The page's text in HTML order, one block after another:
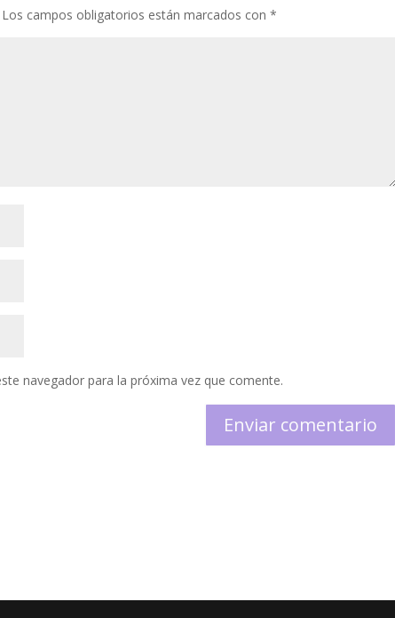
Los campos obligatorios están marcados con*
navegador para la próxima vez que comente.